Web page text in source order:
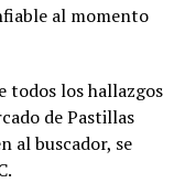
al momento
todos los hallazgos
de Pastillas
al buscador, se